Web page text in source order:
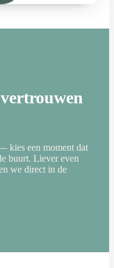
kies een moment dat
buurt. Liever even
we direct in de